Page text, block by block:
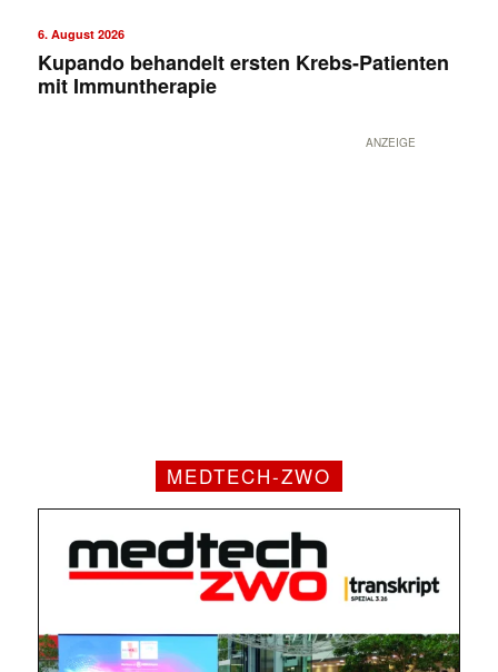
6. August 2026
Kupando behandelt ersten Krebs-Patienten
mit Immuntherapie
ANZEIGE
MEDTECH-ZWO